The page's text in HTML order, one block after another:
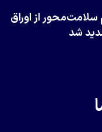
سلامت‌محور از اوراق